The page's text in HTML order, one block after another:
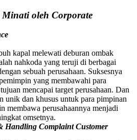
oleh Corporate
kapal melewati deburan ombak
nahkoda yang teruji di berbagai
sebuah perusahaan. Suksesnya
yang membawahi para
mencapai target perusahaan. Dan
unik dan khusus untuk para pimpinan
membawa perusahaannya menjadi
omsetnya.
Handling Complaint Customer